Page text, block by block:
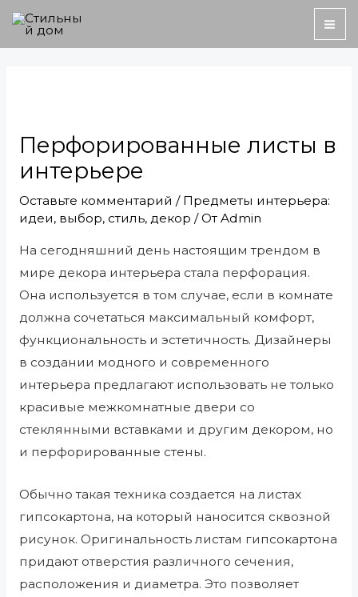
Перейти
Перфорированные листы в
интерьере
Оставьте комментарий / Предметы интерьера:
идеи, выбор, стиль, декор / От Admin
На сегодняшний день настоящим трендом в
мире декора интерьера стала перфорация.
Она используется в том случае, если в комнате
должна сочетаться максимальный комфорт,
функциональность и эстетичность. Дизайнеры
в создании модного и современного
интерьера предлагают использовать не только
красивые межкомнатные двери со
стеклянными вставками и другим декором, но
и перфорированные стены.
Обычно такая техника создается на листах
гипсокартона, на который наносится сквозной
рисунок. Оригинальность листам гипсокартона
придают отверстия различного сечения,
расположения и диаметра. Это позволяет